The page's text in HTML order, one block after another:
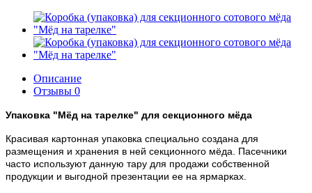
Описание
Отзывы 0
Упаковка "Мёд на тарелке" для секционного мёда
Красивая картонная упаковка специально создана для
размещения и хранения в ней секционного мёда. Пасечники
часто используют данную тару для продажи собственной
продукции и выгодной презентации ее на ярмарках.